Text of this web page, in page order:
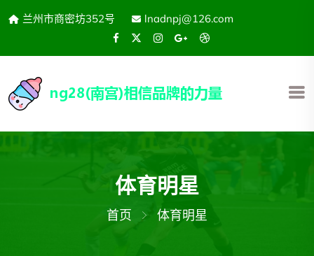
兰州市商密坊352号 lnadnpj@126.com
体育明星
首页 体育明星